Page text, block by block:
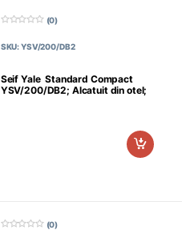
Seif Yale Standard Compact
YSV/200/DB2; Alcatuit din otel;
i
(0)
SKU: YSV/200/DB2
(0)